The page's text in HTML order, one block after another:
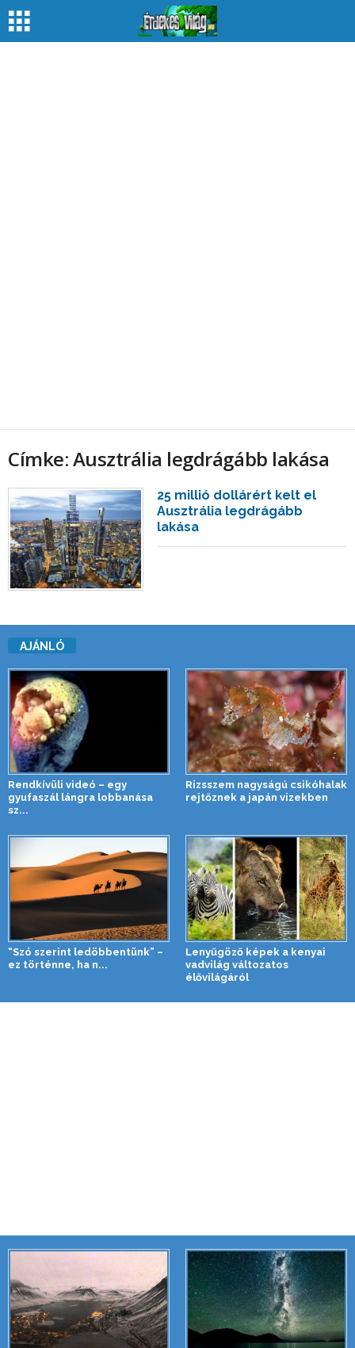
Címke: Ausztrália legdrágább lakása
25 millió dollárért kelt el
Ausztrália legdrágább
lakása
AJÁNLÓ
Rendkívüli videó – egy
gyufaszál lángra lobbanása
sz...
Rizsszem nagyságú csikóhalak
rejtőznek a japán vizekben
“Szó szerint ledöbbentünk” –
ez történne, ha n...
Lenyűgöző képek a kenyai
vadvilág változatos
élővilágáról